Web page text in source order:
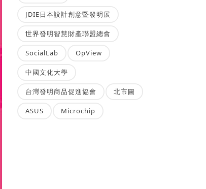
JDIE日本設計創意暨發明展
世界發明智慧財產聯盟總會
SocialLab OpView
中國文化大學
台灣發明商品促進協會 北市圖
ASUS Microchip